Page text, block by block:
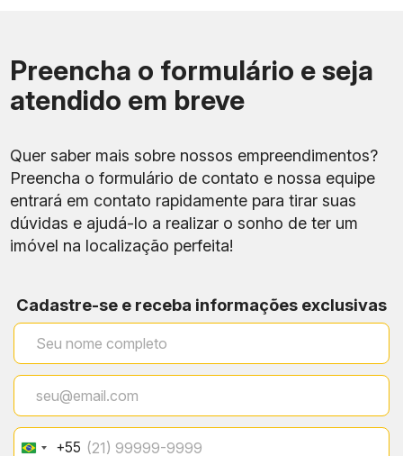
Nome do
Empreendimento
Garcia 111 Ipanema Rua
Tipo de Projeto
Corporativo de alto
Preencha o formulário e seja
atendido em breve
Quer saber mais sobre nossos empreendimentos?
Preencha o formulário de contato e nossa equipe
entrará em contato rapidamente para tirar suas
dúvidas e ajudá-lo a realizar o sonho de ter um
imóvel na localização perfeita!
Cadastre-se e receba informações exclusivas
Brazil+55